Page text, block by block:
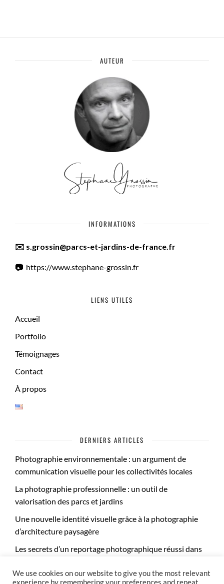
AUTEUR
INFORMATIONS
✉️ s.grossin@parcs-et-jardins-de-france.fr
📷 https://www.stephane-grossin.fr
LIENS UTILES
Accueil
Portfolio
Témoignages
Contact
À propos
DERNIERS ARTICLES
Photographie environnementale : un argument de
communication visuelle pour les collectivités locales
La photographie professionnelle : un outil de
valorisation des parcs et jardins
Une nouvelle identité visuelle grâce à la photographie
d’architecture paysagère
Les secrets d’un reportage photographique réussi dans
We use cookies on our website to give you the most relevant
experience by remembering your preferences and repeat